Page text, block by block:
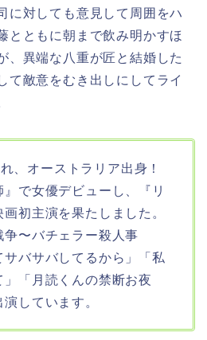
に対しても意見して周囲をハ
とともに朝まで飲み明かすほ
、異端な八重が匠と結婚した
て敵意をむき出しにしてライ
、オーストラリア出身！
』で女優デビューし、『リ
初主演を果たしました。
〜バチェラー殺人事
バサバしてるから」「私
「月読くんの禁断お夜
しています。